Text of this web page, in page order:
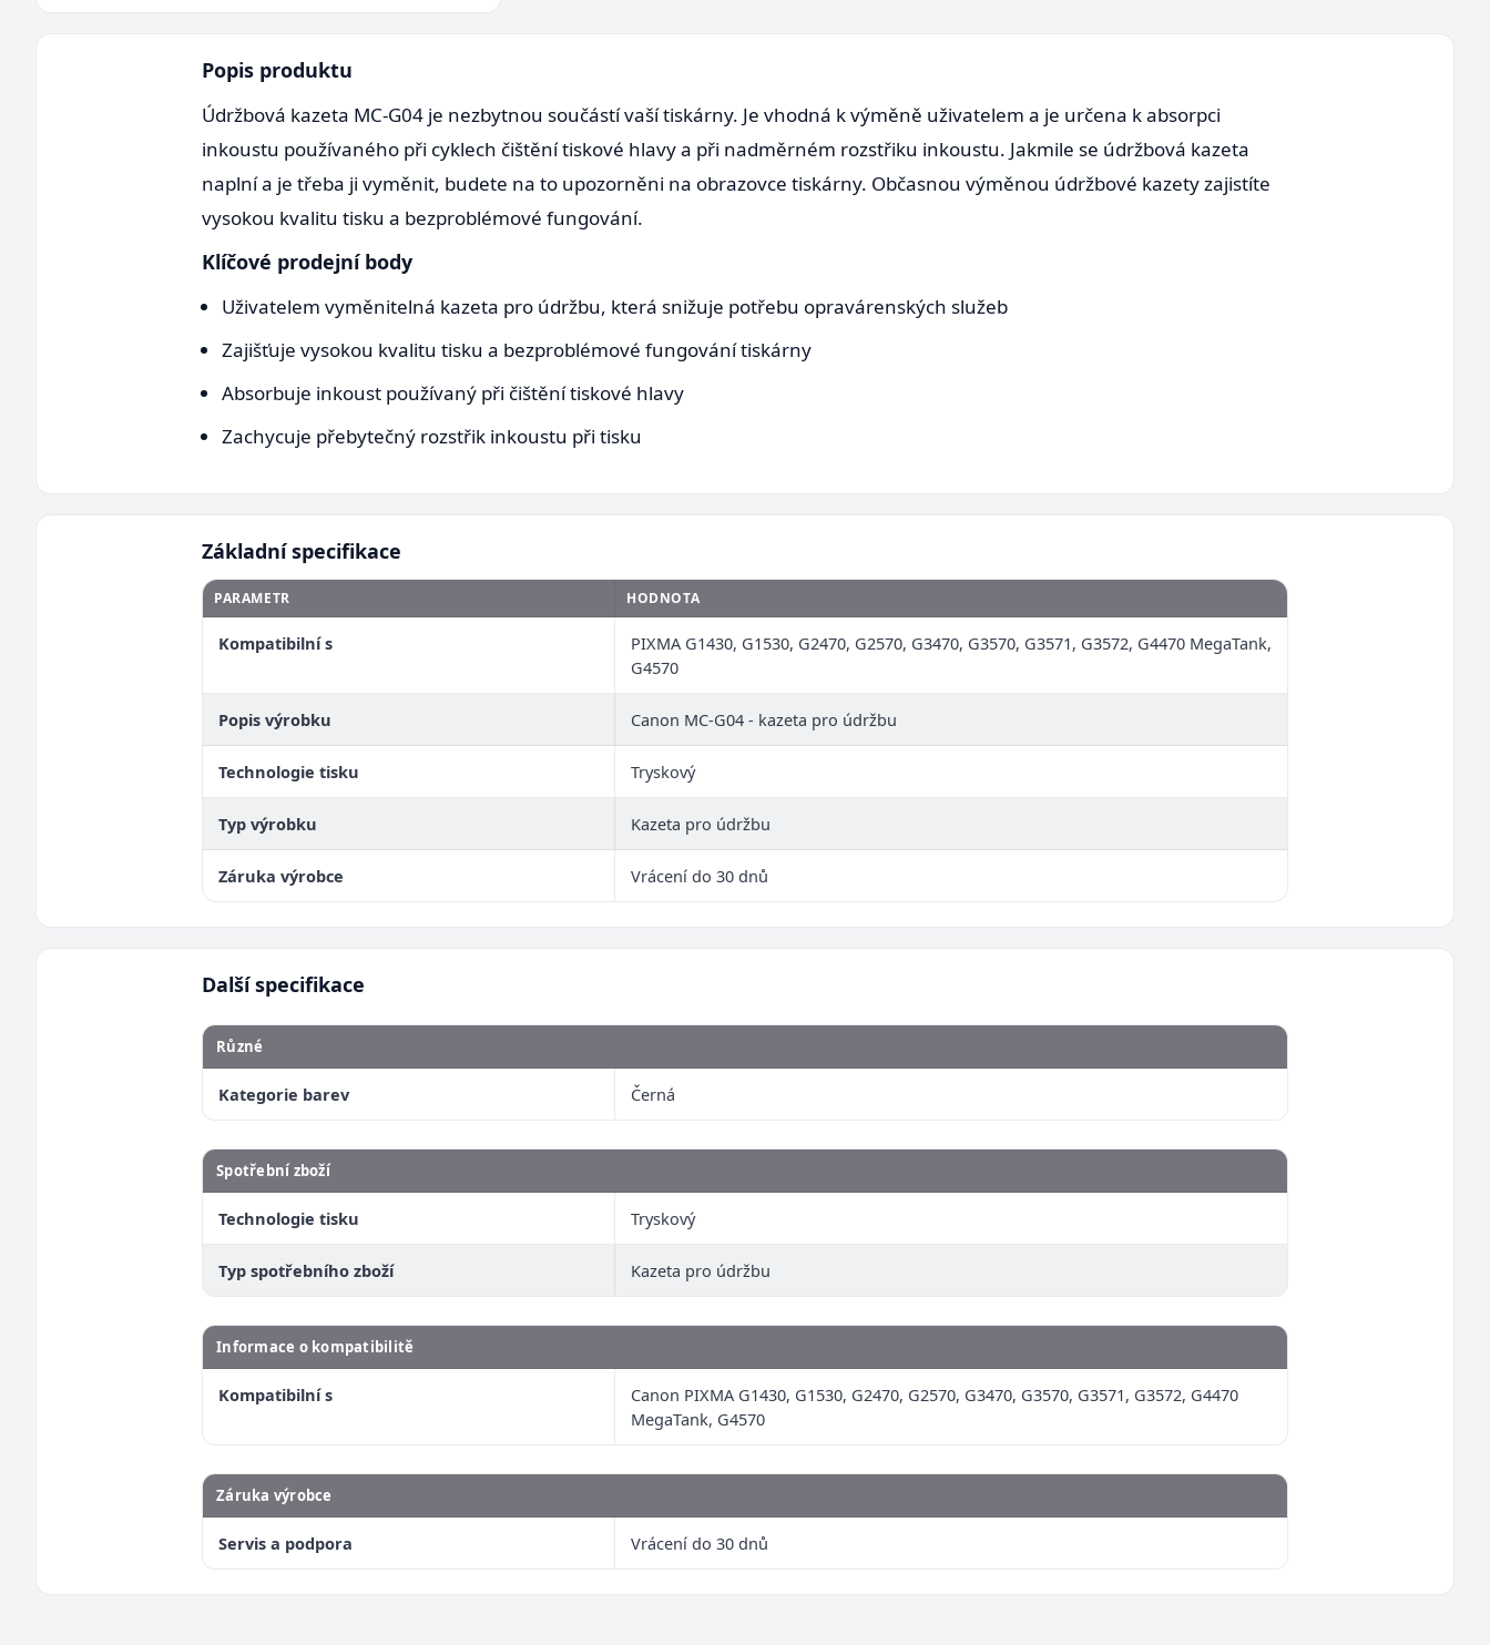
Popis produktu
Údržbová kazeta MC-G04 je nezbytnou součástí vaší tiskárny. Je vhodná k výměně uživatelem a je určena k absorpci
inkoustu používaného při cyklech čištění tiskové hlavy a při nadměrném rozstřiku inkoustu. Jakmile se údržbová kazeta
naplní a je třeba ji vyměnit, budete na to upozorněni na obrazovce tiskárny. Občasnou výměnou údržbové kazety zajistíte
vysokou kvalitu tisku a bezproblémové fungování.
Klíčové prodejní body
Uživatelem vyměnitelná kazeta pro údržbu, která snižuje potřebu opravárenských služeb
Zajišťuje vysokou kvalitu tisku a bezproblémové fungování tiskárny
Absorbuje inkoust používaný při čištění tiskové hlavy
Zachycuje přebytečný rozstřik inkoustu při tisku
Základní specifikace
PARAMETR HODNOTA
Kompatibilní s
PIXMA G1430, G1530, G2470, G2570, G3470, G3570, G3571, G3572, G4470 MegaTank,
G4570
Popis výrobku Canon MC-G04 - kazeta pro údržbu
Technologie tisku Tryskový
Typ výrobku Kazeta pro údržbu
Záruka výrobce Vrácení do 30 dnů
Další specifikace
Různé
Kategorie barev Černá
Spotřební zboží
Technologie tisku Tryskový
Typ spotřebního zboží Kazeta pro údržbu
Informace o kompatibilitě
Kompatibilní s
Canon PIXMA G1430, G1530, G2470, G2570, G3470, G3570, G3571, G3572, G4470
MegaTank, G4570
Záruka výrobce
Servis a podpora Vrácení do 30 dnů